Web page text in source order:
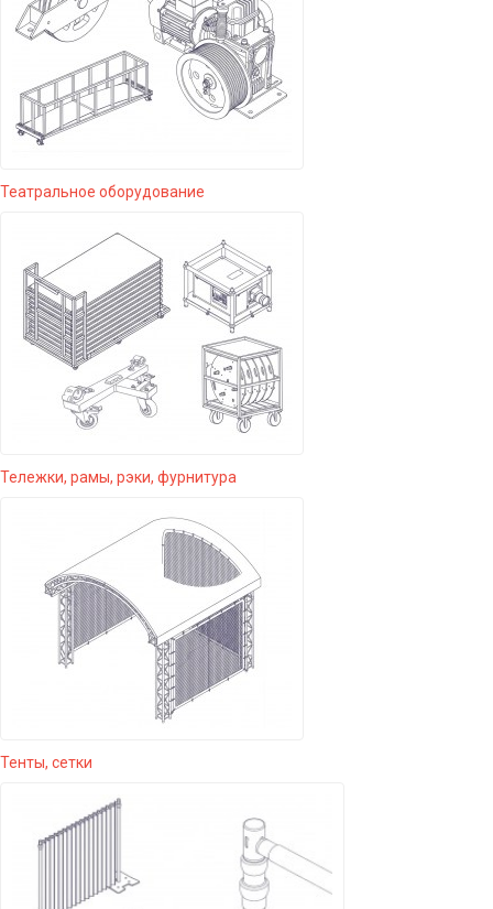
Театральное оборудование
Тележки, рамы, рэки, фурнитура
Тенты, сетки